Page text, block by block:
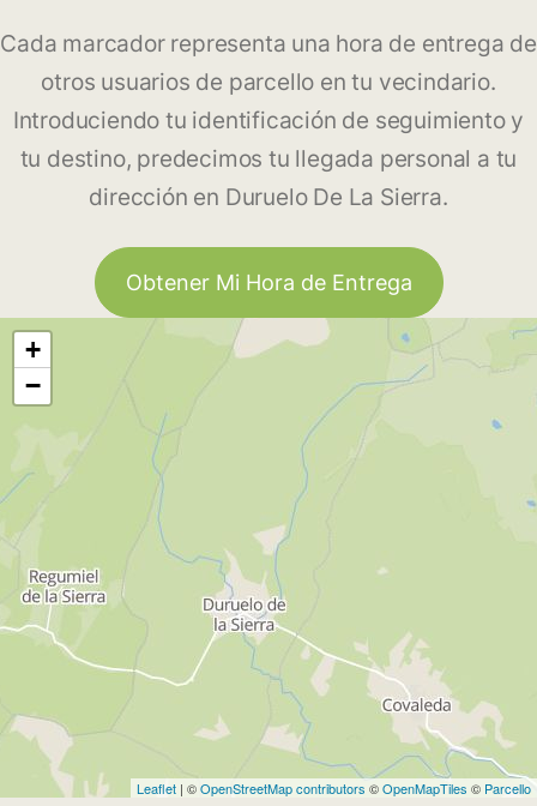
Cada marcador representa una hora de entrega de
otros usuarios de parcello en tu vecindario.
Introduciendo tu identificación de seguimiento y
tu destino, predecimos tu llegada personal a tu
dirección en Duruelo De La Sierra.
Obtener Mi Hora de Entrega
+
−
Leaflet | ©OpenStreetMap contributors ©OpenMapTiles © Parcello